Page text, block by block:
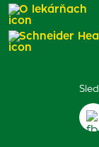
O lekárňach
Schneider